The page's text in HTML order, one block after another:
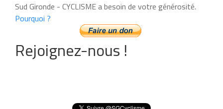
Sud Gironde - CYCLISME a besoin de votre générosité.
Pourquoi ?
Rejoignez-nous !